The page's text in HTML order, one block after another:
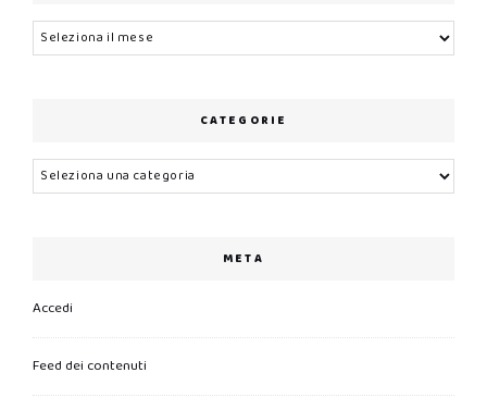
Archivi
CATEGORIE
Categorie
META
Accedi
Feed dei contenuti